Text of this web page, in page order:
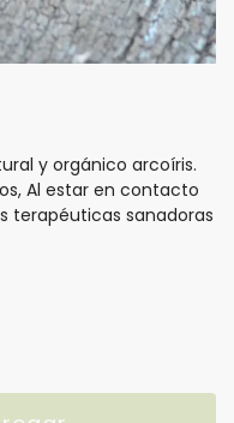
y orgánico arcoí­ris.
Al estar en contacto
terapéuticas sanadoras